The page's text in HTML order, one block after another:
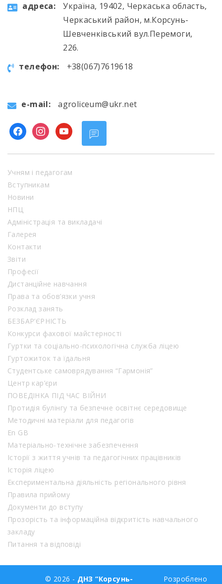
aдресa:
Україна, 19402, Черкаська область,
Черкаський район, м.Корсунь-
Шевченківський вул.Перемоги,
226.
телефон:
+38(067)7619618
e-mail: agroliceum@ukr.net
facebookinstagram
youtube
Учням і педагогам
Вступникам
Новини
НПЦ
Адміністрація та викладачі
Галерея
Контакти
Звіти
Професії
Дистанційне навчання
Права та обов’язки учня
Розклад занять
БЕЗБАР’ЄРНІСТЬ
Конкурси фахової майстерності
Гуртки та соціально-психологічна служба ліцею
Гуртожиток та їдальня
Студентське самоврядування “Гармонія”
Центр кар’єри
ПОВЕДІНКА ПІД ЧАС ВІЙНИ
Протидія булінгу та безпечне освітнє середовище
Методичні матеріали для педагогів
En GB
Матеріально-технічне забезпечення
Історії з життя учнів та педагогічних працівників
Історія ліцею
Експериментальна діяльність регіонального рівня
Правила прийому
Документи до вступу
Прозорість та інформаційна відкритість навчального
закладу
Питання та відповіді
© 2026 - ДНЗ “Корсунь- Розроблено